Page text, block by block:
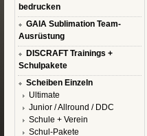
bedrucken
GAIA Sublimation Team-
Ausrüstung
DISCRAFT Trainings +
Schulpakete
Scheiben Einzeln
Ultimate
Junior / Allround / DDC
Schule + Verein
Schul-Pakete